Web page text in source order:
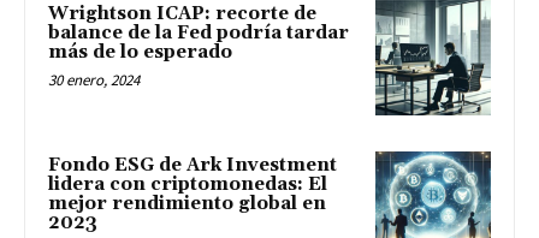
Wrightson ICAP: recorte de
balance de la Fed podría tardar
más de lo esperado
30 enero, 2024
Fondo ESG de Ark Investment
lidera con criptomonedas: El
mejor rendimiento global en
2023